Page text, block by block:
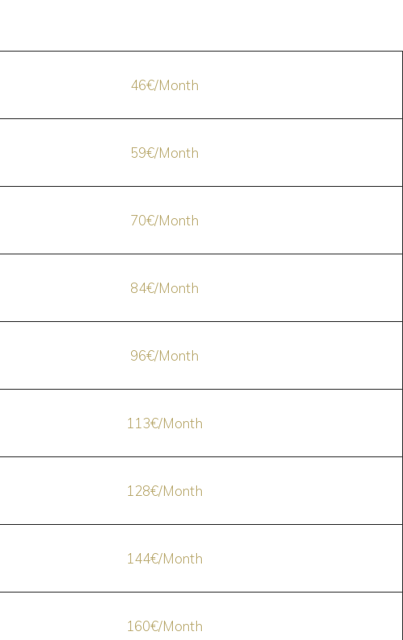
46€/Month
59€/Month
70€/Month
84€/Month
96€/Month
113€/Month
128€/Month
144€/Month
160€/Month